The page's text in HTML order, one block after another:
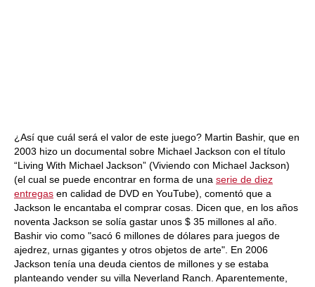
¿Así que cuál será el valor de este juego? Martin Bashir, que en
2003 hizo un documental sobre Michael Jackson con el título
“Living With Michael Jackson” (Viviendo con Michael Jackson)
(el cual se puede encontrar en forma de una serie de diez
entregas en calidad de DVD en YouTube), comentó que a
Jackson le encantaba el comprar cosas. Dicen que, en los años
noventa Jackson se solía gastar unos $ 35 millones al año.
Bashir vio como "sacó 6 millones de dólares para juegos de
ajedrez, urnas gigantes y otros objetos de arte". En 2006
Jackson tenía una deuda cientos de millones y se estaba
planteando vender su villa Neverland Ranch. Aparentemente,